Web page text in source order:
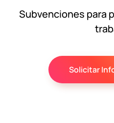
Subvenciones para
Solicitar